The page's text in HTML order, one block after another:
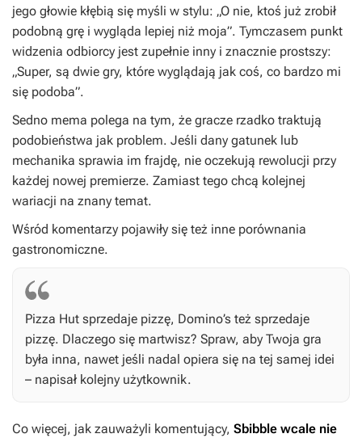
jego głowie kłębią się myśli w stylu: „O nie, ktoś już zrobił
podobną grę i wygląda lepiej niż moja”. Tymczasem punkt
widzenia odbiorcy jest zupełnie inny i znacznie prostszy:
„Super, są dwie gry, które wyglądają jak coś, co bardzo mi
się podoba”.
Sedno mema polega na tym, że gracze rzadko traktują
podobieństwa jak problem. Jeśli dany gatunek lub
mechanika sprawia im frajdę, nie oczekują rewolucji przy
każdej nowej premierze. Zamiast tego chcą kolejnej
wariacji na znany temat.
Wśród komentarzy pojawiły się też inne porównania
gastronomiczne.
Pizza Hut sprzedaje pizzę, Domino’s też sprzedaje
pizzę. Dlaczego się martwisz? Spraw, aby Twoja gra
była inna, nawet jeśli nadal opiera się na tej samej idei
– napisał kolejny użytkownik.
Co więcej, jak zauważyli komentujący, Sbibble wcale nie